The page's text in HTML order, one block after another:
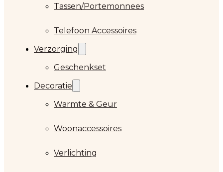
Tassen/Portemonnees
Telefoon Accessoires
Verzorging
Geschenkset
Decoratie
Warmte & Geur
Woonaccessoires
Verlichting